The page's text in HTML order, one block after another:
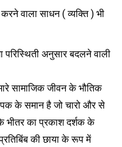
वाला साधन ( व्यक्ति ) भी
परिस्थिती अनुसार बदलने वाली
सामाजिक जीवन के भौतिक
के समान है जो चारो और से
भीतर का प्रकाश दर्शक के
की छाया के रूप में